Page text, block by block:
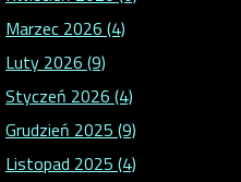
Marzec 2026 (4)
Luty 2026 (9)
Styczeń 2026 (4)
Grudzień 2025 (9)
Listopad 2025 (4)